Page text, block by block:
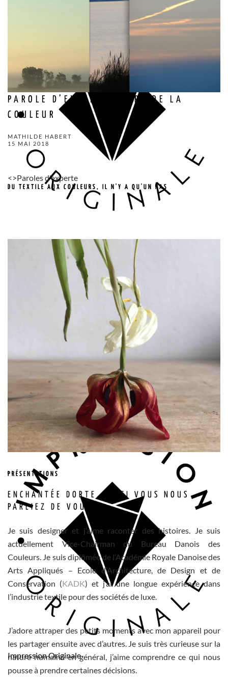
Impression Originale
PAROLE D’EXPERT : L’ART DE LA
COULEUR
MATHILDE HABERT
15 MAI 2018
<>Paroles d'experte
DU TEXTILE AUX COULEURS, IL N'Y A QU'UN PAS
PRÉSENTATIONS
ENCHANTÉE DORTE, ET SI VOUS NOUS
PARLIEZ DE VOUS ?
Je suis designer et j’aime raconter des histoires. Je suis
actuellement Vice-Chairman du Bureau Danois des
Couleurs. Je suis diplômée de l’Académie Royale Danoise des
Arts Appliqués – Ecole d’Architecture, de Design et de
Conservation (KADK) et j’ai une longue expérience dans
l’industrie textile pour des sociétés de luxe.
J’adore attraper des petits moments avec mon appareil pour
les partager ensuite avec d’autres. Je suis très curieuse sur la
nature humaine en général, j’aime comprendre ce qui nous
pousse à prendre certaines décisions.